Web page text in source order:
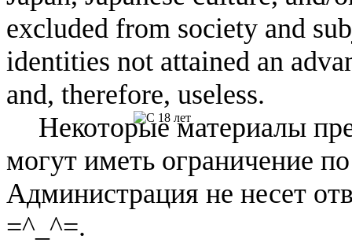
excluded from society and
identities not attained an
and, therefore, useless.
Некоторые материалы
могут иметь ограничение
Администрация не несет
=^_^=.